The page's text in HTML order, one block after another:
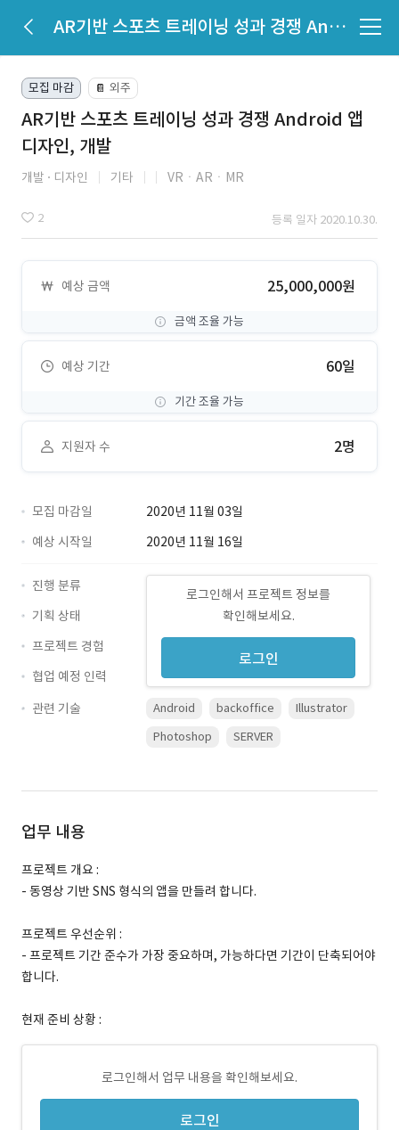
AR기반 스포츠 트레이닝 성과 경쟁 Android 앱 디자인, 개발
모집 마감 📔 외주
AR기반 스포츠 트레이닝 성과 경쟁 Android 앱
디자인, 개발
개발 디자인 기타 VRㆍARㆍMR
2 등록 일자 2020.10.30.
예상 금액 25,000,000원
금액 조율 가능
예상 기간 60일
기간 조율 가능
지원자 수 2명
모집 마감일
2020년 11월 03일
예상 시작일
2020년 11월 16일
로그인해서 프로젝트 정보를
확인해보세요.
로그인
진행 분류
기획 상태
프로젝트 경험
협업 예정 인력
관련 기술
Android backoffice
Illustrator
Photoshop
SERVER
업무 내용
프로젝트 개요 :
- 동영상 기반 SNS 형식의 앱을 만들려 합니다.
프로젝트 우선순위 :
- 프로젝트 기간 준수가 가장 중요하며, 가능하다면 기간이 단축되어야
합니다.
현재 준비 상황 :
로그인해서 업무 내용을 확인해보세요.
로그인